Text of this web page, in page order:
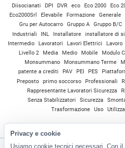
Diisocianati
DPI DVR eco Eco 2000 Eco
Eco2000Srl
Elevabile Formazione Generale
Gru per Autocarro
Gruppo A Gruppo B/C
Industriali
INL Installatore installatore di
Intermedio
Lavoratori Lavori Elettrici Lavoro
Livello 2
Media Medio Mobile Modulo
Monsummano
Monsummano Terme
patente a crediti
PAV PEI PES
Preposto
primo soccorso Professionali
Rappresentante Lavoratori Sicurezza
Senza Stabilizzatori
Sicurezza
Trasformazione
Uso
Privacy e cookie
Usiamo cookie tecnici necessari. Con